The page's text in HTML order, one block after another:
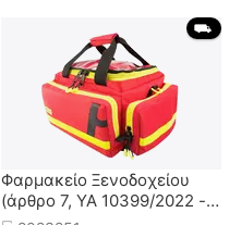
⛟
Φαρμακείο Ξενοδοχείου
(άρθρο 7, YA 10399/2022 -